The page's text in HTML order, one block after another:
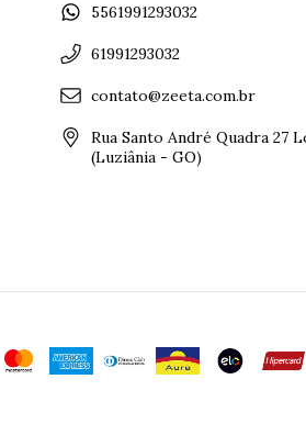
5561991293032
61991293032
contato@zeeta.com.br
Rua Santo André Quadra 27
(Luziânia - GO)